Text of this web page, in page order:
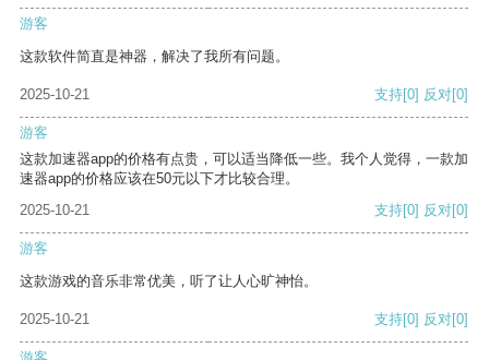
游客
这款软件简直是神器，解决了我所有问题。
2025-10-21 支持[0] 反对[0]
游客
这款加速器app的价格有点贵，可以适当降低一些。我个人觉得，一款加
速器app的价格应该在50元以下才比较合理。
2025-10-21
支持[0] 反对[0]
游客
这款游戏的音乐非常优美，听了让人心旷神怡。
2025-10-21 支持[0] 反对[0]